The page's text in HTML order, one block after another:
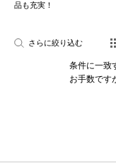
品も充実！
さらに絞り込む
条件に一致
お手数です